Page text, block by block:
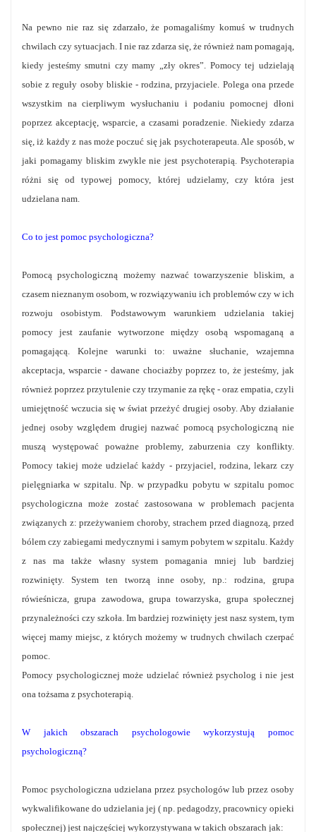
Na pewno nie raz się zdarzało, że pomagaliśmy komuś w trudnych
chwilach czy sytuacjach. I nie raz zdarza się, że również nam pomagają,
kiedy jesteśmy smutni czy mamy „zły okres”. Pomocy tej udzielają
sobie z reguły osoby bliskie - rodzina, przyjaciele. Polega ona przede
wszystkim na cierpliwym wysłuchaniu i podaniu pomocnej dłoni
poprzez akceptację, wsparcie, a czasami poradzenie. Niekiedy zdarza
się, iż każdy z nas może poczuć się jak psychoterapeuta. Ale sposób, w
jaki pomagamy bliskim zwykle nie jest psychoterapią. Psychoterapia
różni się od typowej pomocy, której udzielamy, czy która jest
udzielana nam.
Co to jest pomoc psychologiczna?
Pomocą psychologiczną możemy nazwać towarzyszenie bliskim, a
czasem nieznanym osobom, w rozwiązywaniu ich problemów czy w ich
rozwoju osobistym. Podstawowym warunkiem udzielania takiej
pomocy jest zaufanie wytworzone między osobą wspomaganą a
pomagającą. Kolejne warunki to: uważne słuchanie, wzajemna
akceptacja, wsparcie - dawane chociażby poprzez to, że jesteśmy, jak
również poprzez przytulenie czy trzymanie za rękę - oraz empatia, czyli
umiejętność wczucia się w świat przeżyć drugiej osoby. Aby działanie
jednej osoby względem drugiej nazwać pomocą psychologiczną nie
muszą występować poważne problemy, zaburzenia czy konflikty.
Pomocy takiej może udzielać każdy - przyjaciel, rodzina, lekarz czy
pielęgniarka w szpitalu. Np. w przypadku pobytu w szpitalu pomoc
psychologiczna może zostać zastosowana w problemach pacjenta
związanych z: przeżywaniem choroby, strachem przed diagnozą, przed
bólem czy zabiegami medycznymi i samym pobytem w szpitalu. Każdy
z nas ma także własny system pomagania mniej lub bardziej
rozwinięty. System ten tworzą inne osoby, np.: rodzina, grupa
rówieśnicza, grupa zawodowa, grupa towarzyska, grupa społecznej
przynależności czy szkoła. Im bardziej rozwinięty jest nasz system, tym
więcej mamy miejsc, z których możemy w trudnych chwilach czerpać
pomoc.
Pomocy psychologicznej może udzielać również psycholog i nie jest
ona tożsama z psychoterapią.
W jakich obszarach psychologowie wykorzystują pomoc
psychologiczną?
Pomoc psychologiczna udzielana przez psychologów lub przez osoby
wykwalifikowane do udzielania jej ( np. pedagodzy, pracownicy opieki
społecznej) jest najczęściej wykorzystywana w takich obszarach jak: